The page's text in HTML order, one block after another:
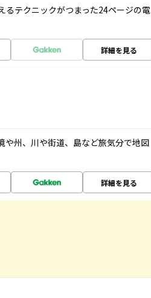
るテクニックがつまった24ページの電
詳細を見る
や州、川や街道、島など旅気分で地図
詳細を見る